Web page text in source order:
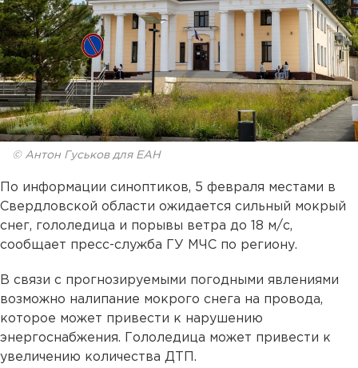
© Антон Гуськов для ЕАН
По информации синоптиков, 5 февраля местами в
Свердловской области ожидается сильный мокрый
снег, гололедица и порывы ветра до 18 м/с,
сообщает пресс-служба ГУ МЧС по региону.
В связи с прогнозируемыми погодными явлениями
возможно налипание мокрого снега на провода,
которое может привести к нарушению
энергоснабжения. Гололедица может привести к
увеличению количества ДТП.